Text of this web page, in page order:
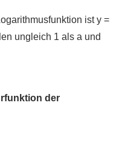
ist y =
ungleich 1 als a und
der